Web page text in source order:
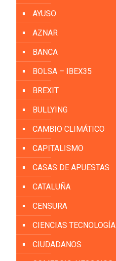
AYUSO
AZNAR
BANCA
BOLSA – IBEX35
BREXIT
BULLYING
CAMBIO CLIMÁTICO
CAPITALISMO
CASAS DE APUESTAS
CATALUÑA
CENSURA
CIENCIAS TECNOLOGÍA
CIUDADANOS